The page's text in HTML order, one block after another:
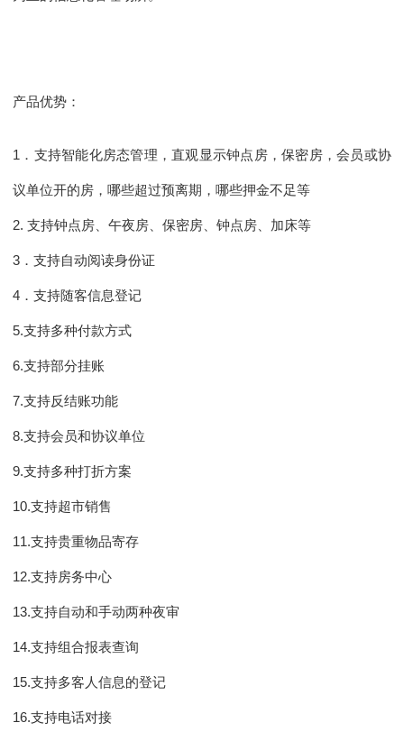
产品优势：
1．支持智能化房态管理，直观显示钟点房，保密房，会员或协
议单位开的房，哪些超过预离期，哪些押金不足等
2. 支持钟点房、午夜房、保密房、钟点房、加床等
3．支持自动阅读身份证
4．支持随客信息登记
5.支持多种付款方式
6.支持部分挂账
7.支持反结账功能
8.支持会员和协议单位
9.支持多种打折方案
10.支持超市销售
11.支持贵重物品寄存
12.支持房务中心
13.支持自动和手动两种夜审
14.支持组合报表查询
15.支持多客人信息的登记
16.支持电话对接